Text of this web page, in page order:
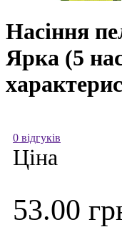
Насіння
Ярка (5
0 відгуків
Ціна
53.00